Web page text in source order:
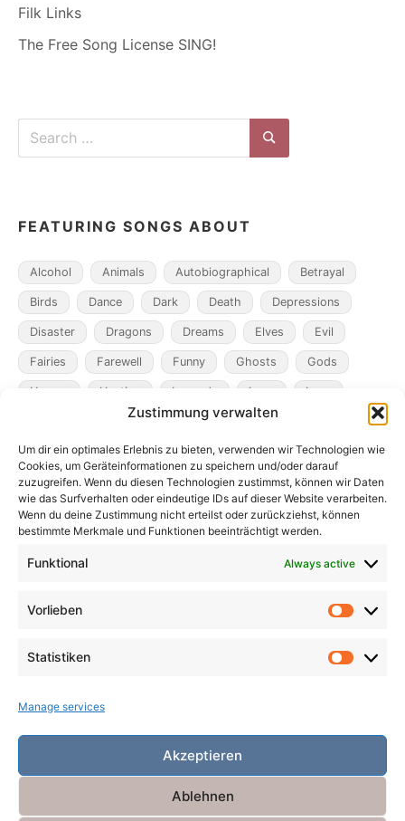
Zustimmung verwalten
Um dir ein optimales Erlebnis zu bieten, verwenden wir Technologien wie
Cookies, um Geräteinformationen zu speichern und/oder darauf
zuzugreifen. Wenn du diesen Technologien zustimmst, können wir Daten
wie das Surfverhalten oder eindeutige IDs auf dieser Website verarbeiten.
Wenn du deine Zustimmung nicht erteilst oder zurückziehst, können
bestimmte Merkmale und Funktionen beeinträchtigt werden.
Funktional Always active
Vorlieben
Statistiken
Manage services
Akzeptieren
Ablehnen
Filk Links
The Free Song License SING!
Search
Search
FEATURING SONGS ABOUT
Alcohol Animals Autobiographical Betrayal
Birds Dance Dark Death Depressions
Disaster Dragons Dreams Elves Evil
Fairies Farewell Funny Ghosts Gods
Heroes Hunting Legends Loss Love
Magicians Metamorphosis
Mistaken Identity Murder Music Novel
Obsession Pacts Poverty Revenge
Robbers Role Playing Games Ships Spooky